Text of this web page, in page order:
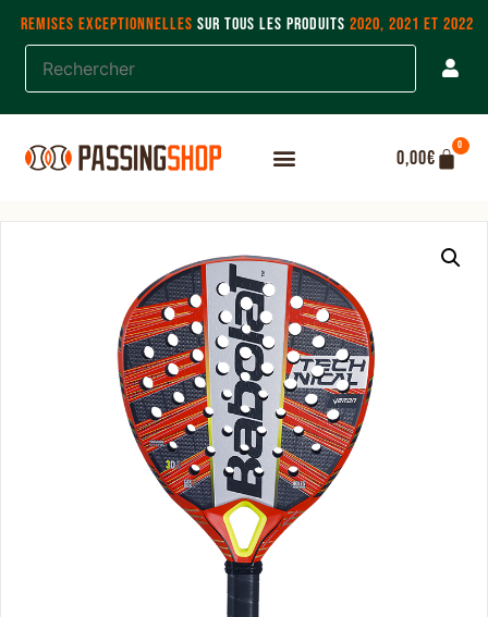
REMISES EXCEPTIONNELLES SUR TOUS LES PRODUITS 2020, 2021 ET 2022
0,00€
0